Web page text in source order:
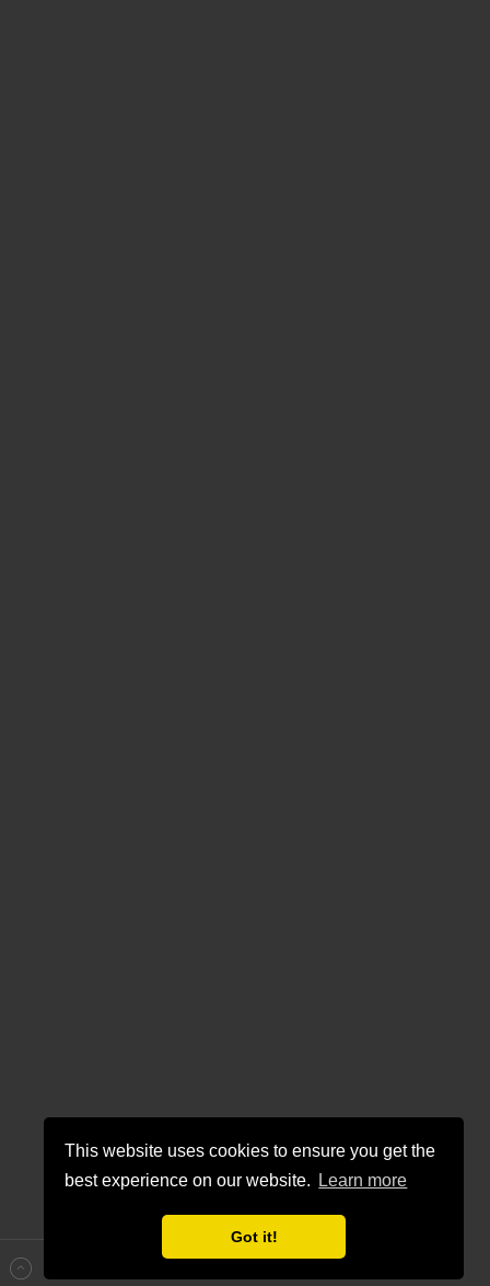
This website uses cookies to ensure you get the
best experience on our website.
Learn more
Got it!